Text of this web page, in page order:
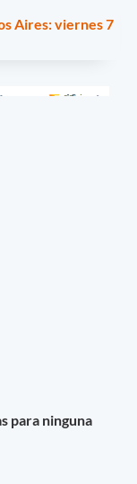
Aires: viernes 7
para ninguna